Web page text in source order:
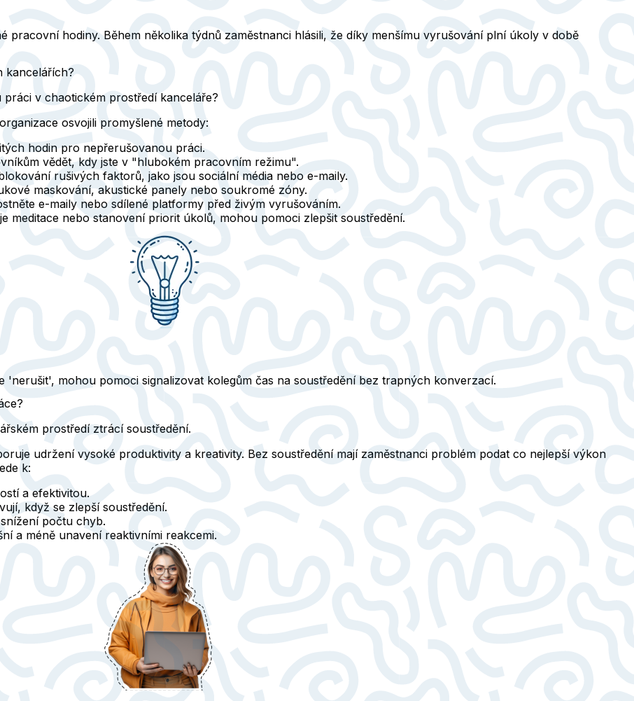
pracovní hodiny. Během několika týdnů zaměstnanci hlásili, že díky menšímu vyrušování plní úkoly v době
kancelářích?
v chaotickém prostředí kanceláře?
osvojili promyšlené metody:
hodin pro nepřerušovanou práci.
vědět, kdy jste v "hlubokém pracovním režimu".
rušivých faktorů, jako jsou sociální média nebo e-maily.
maskování, akustické panely nebo soukromé zóny.
e-maily nebo sdílené platformy před živým vyrušováním.
meditace nebo stanovení priorit úkolů, mohou pomoci zlepšit soustředění.
'nerušit', mohou pomoci signalizovat kolegům čas na soustředění bez trapných konverzací.
prostředí ztrácí soustředění.
udržení vysoké produktivity a kreativity. Bez soustředění mají zaměstnanci problém podat co nejlepší výkon
k:
a efektivitou.
když se zlepší soustředění.
počtu chyb.
a méně unavení reaktivními reakcemi.